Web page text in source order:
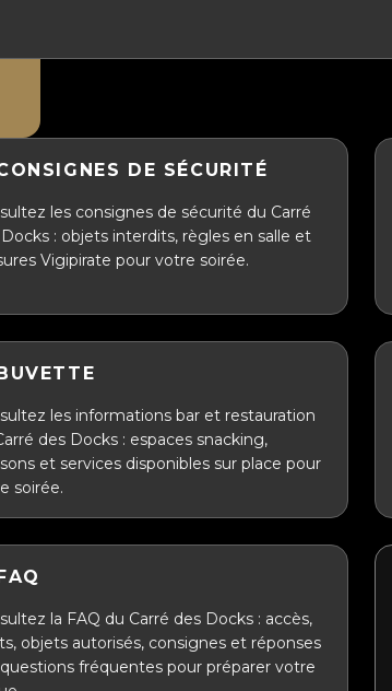
DE SÉCURITÉ
les consignes de sécurité du Carré
: objets interdits, règles en salle et
Vigipirate pour votre soirée.
les informations bar et restauration
des Docks : espaces snacking,
et services disponibles sur place pour
soirée.
la FAQ du Carré des Docks : accès,
objets autorisés, consignes et réponses
fréquentes pour préparer votre